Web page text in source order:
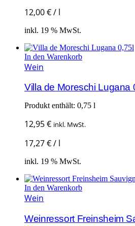
12,00€/ l
inkl. 19 % MwSt.
In den Warenkorb
Wein
Villa de Moreschi Lugana
Produkt enthält: 0,75 l
12,95€ inkl. MwSt.
17,27€/ l
inkl. 19 % MwSt.
In den Warenkorb
Wein
Weinressort Freinsheim